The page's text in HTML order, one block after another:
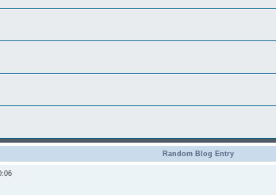
Random Blog Entry